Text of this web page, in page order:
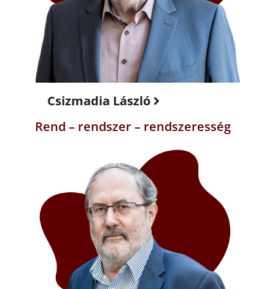
Csizmadia László
Rend – rendszer – rendszeresség